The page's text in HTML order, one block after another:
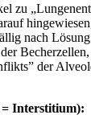
zu
nach
Becherzellen,
der
= Interstitium):